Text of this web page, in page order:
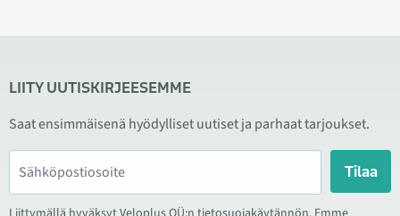
LIITY UUTISKIRJEESEMME
Saat ensimmäisenä hyödylliset uutiset ja parhaat tarjoukset.
Tilaa